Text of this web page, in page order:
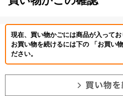
現在、買い物かごには商品が入ってお
お買い物を続けるには下の 「お買い
ださい。